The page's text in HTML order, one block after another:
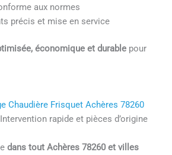
aux normes
précis et mise en service
économique et durablepour
Chaudière Frisquet Achères 78260
rapide et pièces d’origine
dans tout Achères 78260 et villes